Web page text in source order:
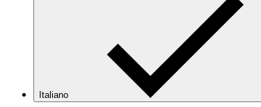
Italiano